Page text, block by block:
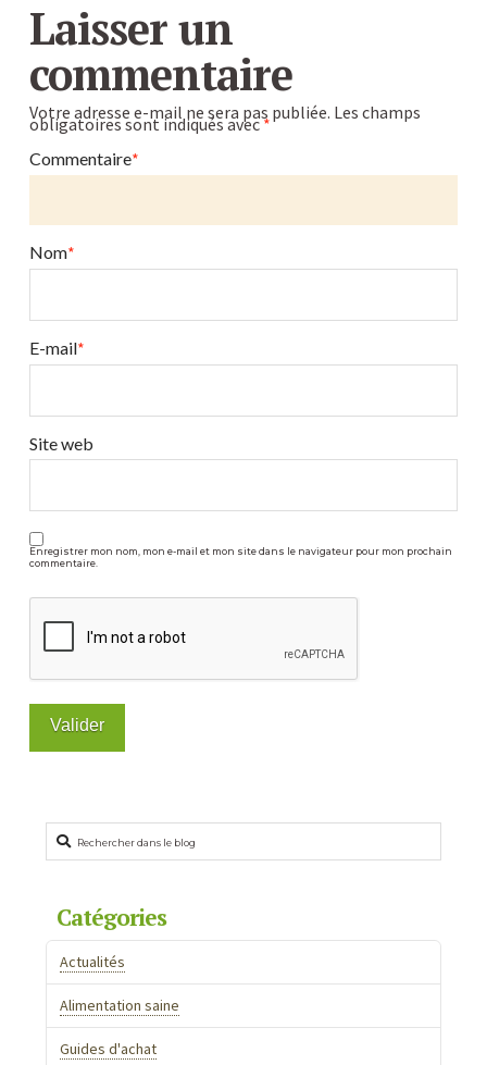
pavlova
aux
framboises/fraises
au
déshydrateur07.15.2013
Laisser un
commentaire
Votre adresse e-mail ne sera pas publiée. Les champs
obligatoires sont indiqués avec*
Commentaire*
Nom*
E-mail*
Site web
Enregistrer mon nom, mon e-mail et mon site dans le navigateur pour mon prochain
commentaire.
Rechercher
Catégories
Actualités
Alimentation saine
Guides d'achat